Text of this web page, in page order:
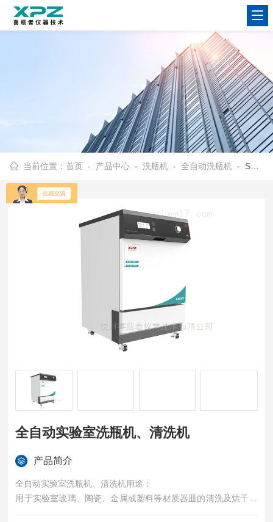
当前位置：首页 - 产品中心 -洗瓶机 -全自动洗瓶机 - Smart-1 喜瓶者全自动实验室洗瓶机、清洗机
全自动实验室洗瓶机、清洗机
产品简介
全自动实验室洗瓶机、清洗机用途：
用于实验室玻璃、陶瓷、金属或塑料等材质器皿的清洗及烘干，
同时可以清洗容量瓶，进样小瓶，广口瓶、三角瓶、量筒、鸡心